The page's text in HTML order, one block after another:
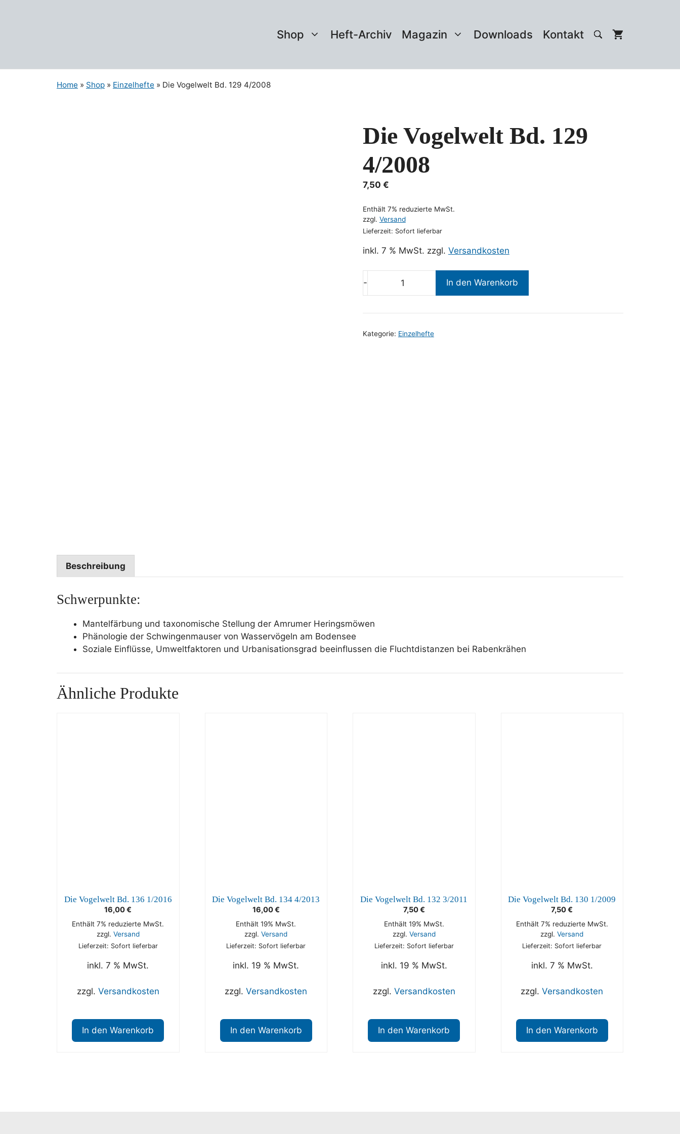
Shop Heft-Archiv Magazin Downloads Kontakt
Home » Shop » Einzelhefte » Die Vogelwelt Bd. 129 4/2008
Die Vogelwelt Bd. 129
4/2008
7,50 €
Enthält 7% reduzierte MwSt.
zzgl. Versand
Lieferzeit: Sofort lieferbar
inkl. 7 % MwSt. zzgl. Versandkosten
Bd.
4/2008
In den Warenkorb
Kategorie: Einzelhefte
Beschreibung
Schwerpunkte:
Mantelfärbung und taxonomische Stellung der Amrumer Heringsmöwen
Phänologie der Schwingenmauser von Wasservögeln am Bodensee
Soziale Einflüsse, Umweltfaktoren und Urbanisationsgrad beeinflussen die Fluchtdistanzen bei Rabenkrähen
Ähnliche Produkte
Die Vogelwelt Bd. 136 1/2016
16,00€
Enthält 7% reduzierte MwSt.
zzgl. Versand
Lieferzeit: Sofort lieferbar
inkl. 7 % MwSt.
zzgl. Versandkosten
In den Warenkorb
Die Vogelwelt Bd. 134 4/2013
16,00€
Enthält 19% MwSt.
zzgl.Versand
Lieferzeit: Sofort lieferbar
inkl. 19 % MwSt.
zzgl.Versandkosten
In den Warenkorb
Die Vogelwelt Bd. 132 3/2011
7,50€
Enthält 19% MwSt.
zzgl. Versand
Lieferzeit: Sofort lieferbar
inkl. 19 % MwSt.
zzgl. Versandkosten
In den Warenkorb
Die Vogelwelt Bd. 130 1/2009
7,50€
Enthält 7% reduzierte MwSt.
zzgl.Versand
Lieferzeit: Sofort lieferbar
inkl. 7 % MwSt.
zzgl.Versandkosten
In den Warenkorb